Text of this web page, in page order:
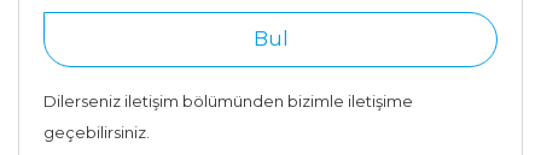
Bul
Dilerseniz iletişim bölümünden bizimle iletişime
geçebilirsiniz.